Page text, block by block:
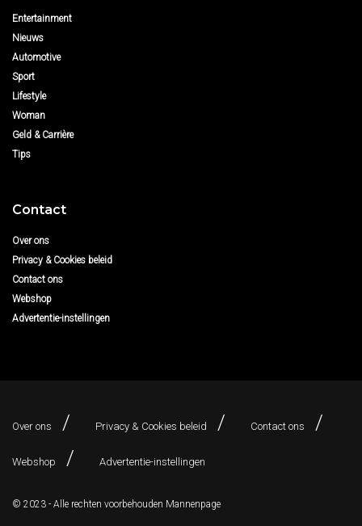
Entertainment
Nieuws
Automotive
Sport
Lifestyle
Woman
Geld & Carrière
Tips
Contact
Over ons
Privacy & Cookies beleid
Contact ons
Webshop
Advertentie-instellingen
Over ons Privacy & Cookies beleid Contact ons
Webshop Advertentie-instellingen
© 2023 - Alle rechten voorbehouden Mannenpage